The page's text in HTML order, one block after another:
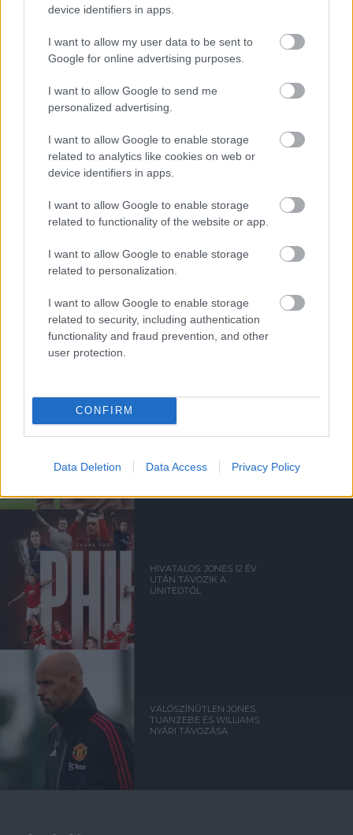
device identifiers in apps.
I want to allow my user data to be sent to
Google for online advertising purposes.
I want to allow Google to send me
personalized advertising.
I want to allow Google to enable storage
related to analytics like cookies on web or
device identifiers in apps.
I want to allow Google to enable storage
related to functionality of the website or app.
I want to allow Google to enable storage
related to personalization.
I want to allow Google to enable storage
related to security, including authentication
functionality and fraud prevention, and other
user protection.
CONFIRM
Data Deletion Data Access Privacy Policy
a ManUtdFanatics.hu működését!
Kapcsolódó hírek
PHIL JONES
NAK
PHIL JONES NYÍLT LEVELE A
HIVATALOS: JONES 12 ÉV
UTÁN TÁVOZIK A
UNITEDTŐL
VALÓSZÍNŰTLEN JONES,
TUANZEBE ÉS WILLIAMS
NYÁRI TÁVOZÁSA